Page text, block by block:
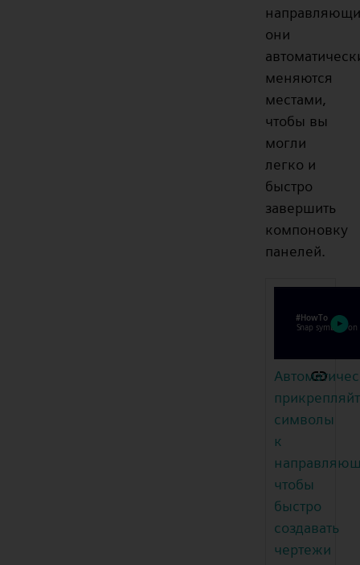
они
меняются
местами,
чтобы вы
могли
легко и
быстро
завершить
компоновку
панелей.
символы
к
чтобы
быстро
создавать
чертежи